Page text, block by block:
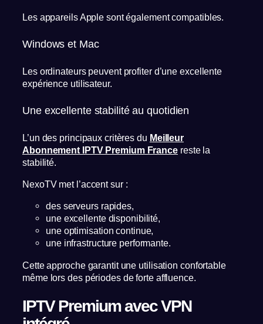
Les appareils Apple sont également compatibles.
Windows et Mac
Les ordinateurs peuvent profiter d’une excellente
expérience utilisateur.
Une excellente stabilité au quotidien
L’un des principaux critères du Meilleur
Abonnement IPTV Premium France reste la
stabilité.
NexoTV met l’accent sur :
des serveurs rapides,
une excellente disponibilité,
une optimisation continue,
une infrastructure performante.
Cette approche garantit une utilisation confortable
même lors des périodes de forte affluence.
IPTV Premium avec VPN